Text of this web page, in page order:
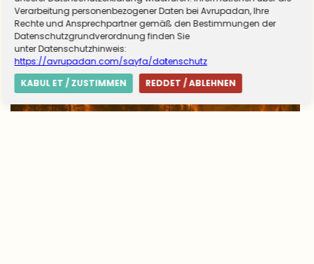
Verarbeitung personenbezogener Daten bei Avrupadan, Ihre
Rechte und Ansprechpartner gemäß den Bestimmungen der
Datenschutzgrundverordnung finden Sie
unter Datenschutzhinweis:
https://avrupadan.com/sayfa/datenschutz
KABUL ET / ZUSTIMMEN
REDDET / ABLEHNEN